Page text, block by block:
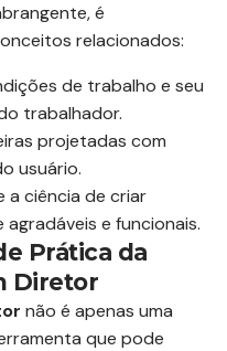
é
relacionados:
de trabalho e seu
trabalhador.
projetadas com
usuário.
a ciência de criar
e funcionais.
Prática da
Diretor
não é apenas uma
que pode